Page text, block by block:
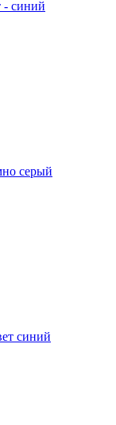
- синий
серый
синий